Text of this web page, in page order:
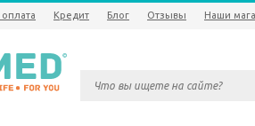
Кредит Блог Отзывы Наши